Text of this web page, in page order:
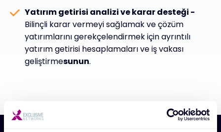
Yatırım getirisi analizi ve karar desteği -
Bilinçli karar vermeyi sağlamak ve çözüm
yatırımlarını gerekçelendirmek için ayrıntılı
yatırım getirisi hesaplamaları ve iş vakası
geliştirmesunun.